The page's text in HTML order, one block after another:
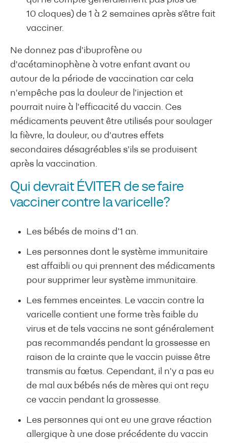
10 cloques) de 1 à 2 semaines après s’être fait
vacciner.
Ne donnez pas d'ibuprofène ou
d'acétaminophène à votre enfant avant ou
autour de la période de vaccination car cela
n'empêche pas la douleur de l'injection et
pourrait nuire à l'efficacité du vaccin. Ces
médicaments peuvent être utilisés pour soulager
la fièvre, la douleur, ou d'autres effets
secondaires désagréables s'ils se produisent
après la vaccination.
Qui devrait ÉVITER de se faire
vacciner contre la varicelle?
Les bébés de moins d’1 an.
Les personnes dont le système immunitaire
est affaibli ou qui prennent des médicaments
pour supprimer leur système immunitaire.
Les femmes enceintes. Le vaccin contre la
varicelle contient une forme très faible du
virus et de tels vaccins ne sont généralement
pas recommandés pendant la grossesse en
raison de la crainte que le vaccin puisse être
transmis au fœtus. Cependant, il n'y a pas eu
de mal aux bébés nés de mères qui ont reçu
ce vaccin pendant la grossesse.
Les personnes qui ont eu une grave réaction
allergique à une dose précédente du vaccin